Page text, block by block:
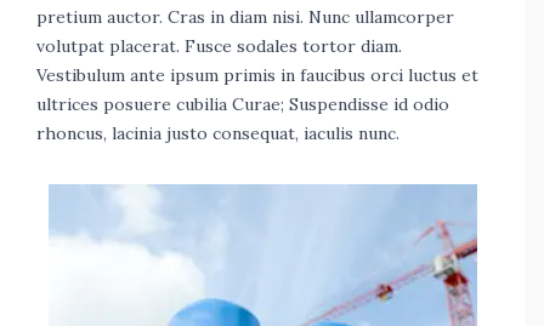
pretium auctor. Cras in diam nisi. Nunc ullamcorper
volutpat placerat. Fusce sodales tortor diam.
Vestibulum ante ipsum primis in faucibus orci luctus et
ultrices posuere cubilia Curae; Suspendisse id odio
rhoncus, lacinia justo consequat, iaculis nunc.